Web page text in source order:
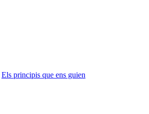
Els principis que ens guien